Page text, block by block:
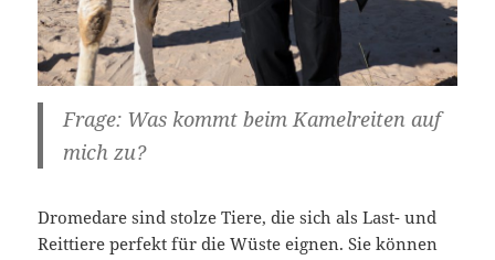
Frage: Was kommt beim Kamelreiten auf
mich zu?
Dromedare sind stolze Tiere, die sich als Last- und
Reittiere perfekt für die Wüste eignen. Sie können